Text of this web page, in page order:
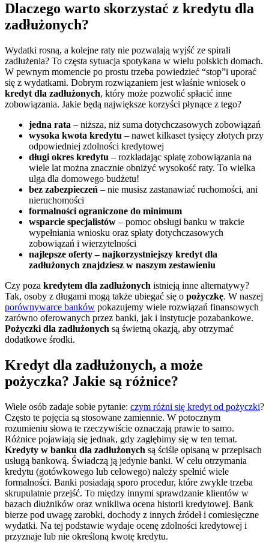
Dlaczego warto skorzystać z kredytu dla
zadłużonych?
Wydatki rosną, a kolejne raty nie pozwalają wyjść ze spirali
zadłużenia? To częsta sytuacja spotykana w wielu polskich domach.
W pewnym momencie po prostu trzeba powiedzieć “stop”i uporać
się z wydatkami. Dobrym rozwiązaniem jest właśnie wniosek o
kredyt dla zadłużonych, który może pozwolić spłacić inne
zobowiązania. Jakie będą największe korzyści płynące z tego?
jedna rata – niższa, niż suma dotychczasowych zobowiązań
wysoka kwota kredytu – nawet kilkaset tysięcy złotych przy
odpowiedniej zdolności kredytowej
długi okres kredytu – rozkładając spłatę zobowiązania na
wiele lat można znacznie obniżyć wysokość raty. To wielka
ulga dla domowego budżetu!
bez zabezpieczeń – nie musisz zastanawiać ruchomości, ani
nieruchomości
formalności ograniczone do minimum
wsparcie specjalistów – pomoc obsługi banku w trakcie
wypełniania wniosku oraz spłaty dotychczasowych
zobowiązań i wierzytelności
najlepsze oferty – najkorzystniejszy kredyt dla
zadłużonych znajdziesz w naszym zestawieniu
Czy poza kredytem dla zadłużonych istnieją inne alternatywy?
Tak, osoby z długami mogą także ubiegać się o pożyczkę. W naszej
porównywarce banków pokazujemy wiele rozwiązań finansowych
zarówno oferowanych przez banki, jak i instytucje pozabankowe.
Pożyczki dla zadłużonych są świetną okazją, aby otrzymać
dodatkowe środki.
Kredyt dla zadłużonych, a może
pożyczka? Jakie są różnice?
Wiele osób zadaje sobie pytanie: czym różni się kredyt od pożyczki?
Często te pojęcia są stosowane zamiennie. W potocznym
rozumieniu słowa te rzeczywiście oznaczają prawie to samo.
Różnice pojawiają się jednak, gdy zagłębimy się w ten temat.
Kredyty w banku dla zadłużonych są ściśle opisaną w przepisach
usługą bankową. Świadczą ją jedynie banki. W celu otrzymania
kredytu (gotówkowego lub celowego) należy spełnić wiele
formalności. Banki posiadają sporo procedur, które zwykle trzeba
skrupulatnie przejść. To między innymi sprawdzanie klientów w
bazach dłużników oraz wnikliwa ocena historii kredytowej. Bank
bierze pod uwagę zarobki, dochody z innych źródeł i comiesięczne
wydatki. Na tej podstawie wydaje ocenę zdolności kredytowej i
przyznaje lub nie określoną kwotę kredytu.